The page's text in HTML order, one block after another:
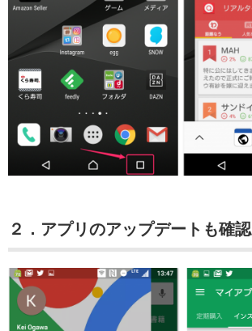
２．アプリのアップデートも確認